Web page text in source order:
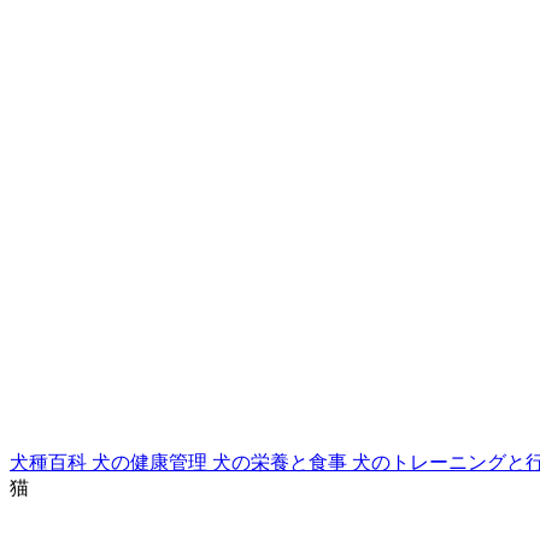
犬種百科 犬の健康管理 犬の栄養と食事 犬のトレーニングと
猫